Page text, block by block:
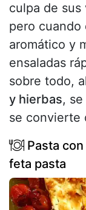
culpa de sus
pero cuando
aromático y
ensaladas
sobre todo,
y hierbas,
se convierte
Pasta
feta pasta